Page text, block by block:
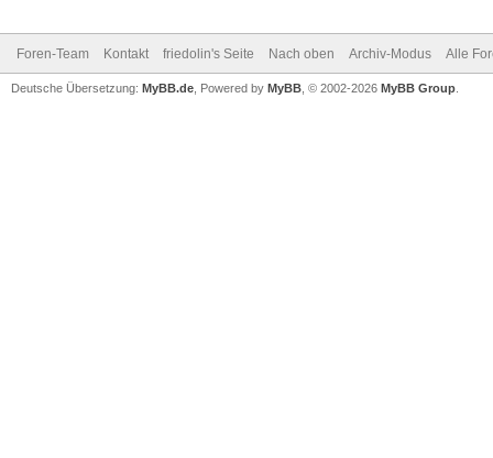
Foren-Team Kontakt friedolin's Seite Nach oben Archiv-Modus Alle
Deutsche Übersetzung: MyBB.de , Powered by MyBB , © 2002-2026 MyBB Group